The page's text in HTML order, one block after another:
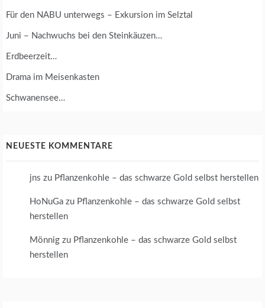
M
E
T
S
H
Für den NABU unterwegs – Exkursion im Selztal
Juni – Nachwuchs bei den Steinkäuzen…
Erdbeerzeit…
Drama im Meisenkasten
Schwanensee…
NEUESTE KOMMENTARE
jns zu Pflanzenkohle – das schwarze Gold selbst herstellen
HoNuGa zu Pflanzenkohle – das schwarze Gold selbst
herstellen
Mönnig zu Pflanzenkohle – das schwarze Gold selbst
herstellen